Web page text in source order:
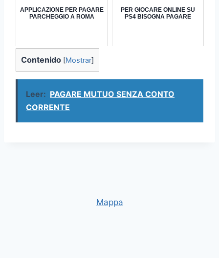
APPLICAZIONE PER PAGARE
PARCHEGGIO A ROMA
PER GIOCARE ONLINE SU
PS4 BISOGNA PAGARE
Contenido [Mostrar]
Leer: PAGARE MUTUO SENZA CONTO
CORRENTE
Mappa